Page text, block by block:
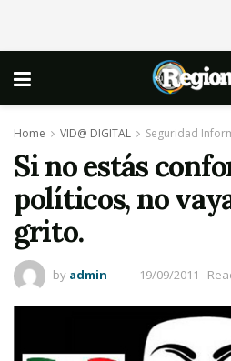
Home VID@ DIGITAL Seguridad
Si no estás
políticos, no
grito.
by admin 19/09/2011